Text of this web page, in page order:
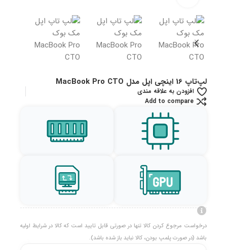
لپ‌تاپ 16 اینچی اپل مدل MacBook Pro CTO
افزودن به علاقه مندی
Add to compare
درخواست مرجوع کردن کالا تنها در صورتی قابل تایید است که کالا در شرایط اولیه
باشد (در صورت پلمپ بودن، کالا نباید باز شده باشد).